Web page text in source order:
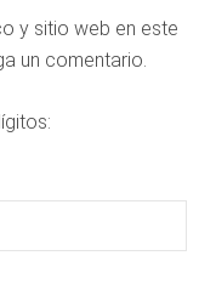
y sitio web en este
un comentario.